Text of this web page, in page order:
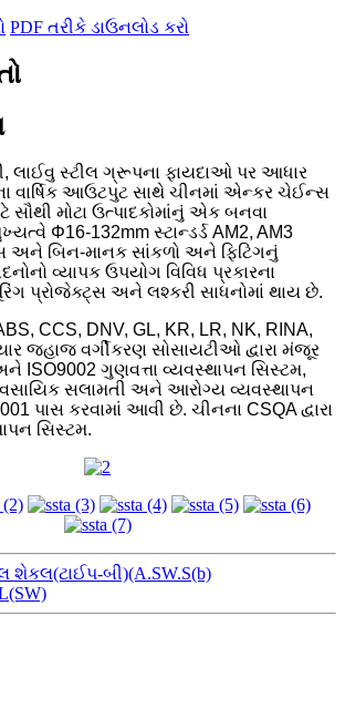
PDF તરીકે ડાઉનલોડ કરો
લાઈવુ સ્ટીલ ગ્રૂપના ફાયદાઓ પર આધાર
વાર્ષિક આઉટપુટ સાથે ચીનમાં એન્કર ચેઈન્સ
મોટા ઉત્પાદકોમાંનું એક બનવા
Φ16-132mm સ્ટાન્ડર્ડ AM2, AM3
અને બિન-માનક સાંકળો અને ફિટિંગનું
વ્યાપક ઉપયોગ વિવિધ પ્રકારના
પ્રોજેક્ટ્સ અને લશ્કરી સાધનોમાં થાય છે.
CCS, DNV, GL, KR, LR, NK, RINA,
જહાજ વર્ગીકરણ સોસાયટીઓ દ્વારા મંજૂર
ISO9002 ગુણવત્તા વ્યવસ્થાપન સિસ્ટમ,
સલામતી અને આરોગ્ય વ્યવસ્થાપન
પાસ કરવામાં આવી છે. ચીનના CSQA દ્વારા
સિસ્ટમ.
શેકલ(ટાઈપ-બી)(A.SW.S(b)